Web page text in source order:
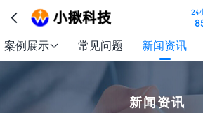
 24
案例展示 常见问题 新闻资讯
新闻资讯